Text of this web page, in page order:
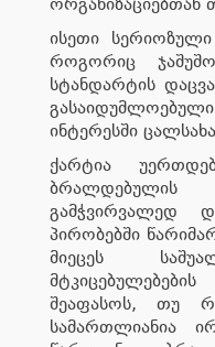
ისეთი
როგორიც
სტანდარტის
ინტერესში
ქარტია
გამჭვირვალედ
პირობებში
მიეცეს
შეაფასოს, თუ
სამართლიანია